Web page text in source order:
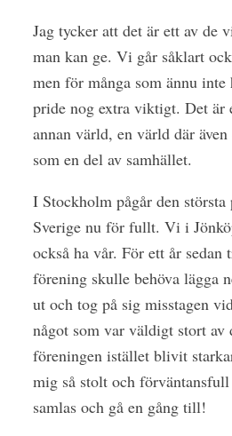
Jag tycker att det är ett av de
man kan ge. Vi går såklart
men för många som ännu
pride nog extra viktigt. Det är
annan värld, en värld där
som en del av samhället.
I Stockholm pågår den största
Sverige nu för fullt. Vi i
också ha vår. För ett år sedan
förening skulle behöva lägga
ut och tog på sig misstagen
något som var väldigt stort av
föreningen istället blivit
mig så stolt och
samlas och gå en gång till!